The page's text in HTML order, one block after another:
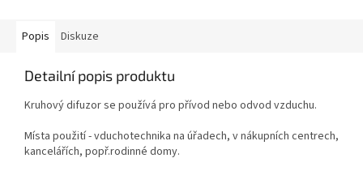
Popis Diskuze
Detailní popis produktu
Kruhový difuzor se používá pro přívod nebo odvod vzduchu.
Místa použití - vduchotechnika na úřadech, v nákupních centrech,
kancelářích, popř.rodinné domy.